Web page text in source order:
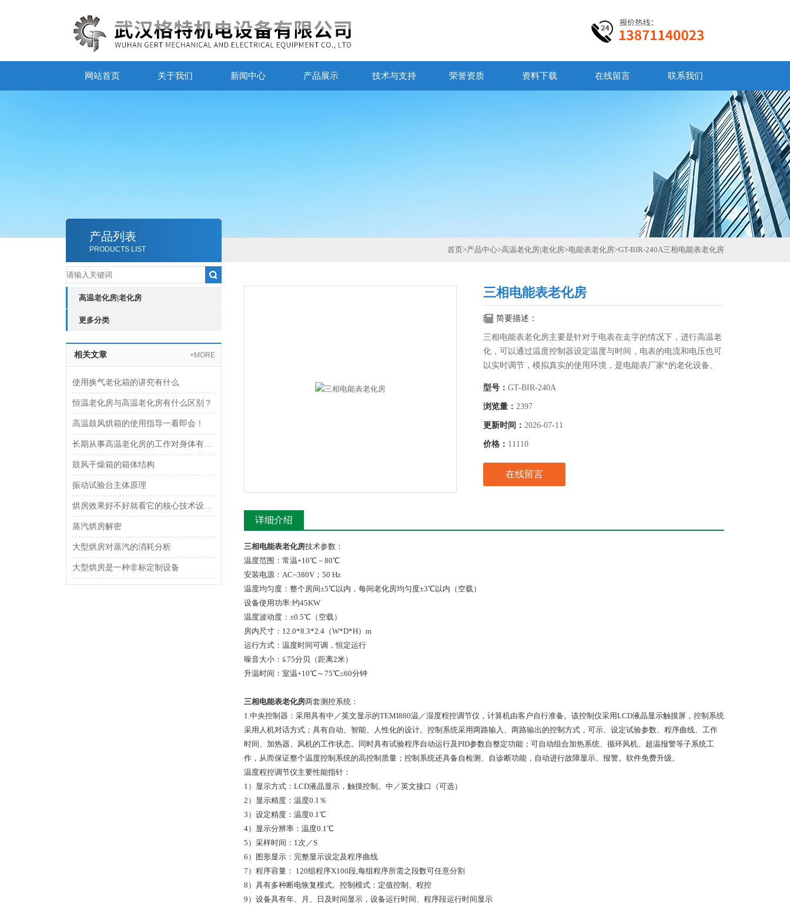
网站首页 关于我们 新闻中心 产品展示 技术与支持 荣誉资质 资料下载 在线留言 联系我们
产品列表
PRODUCTS LIST
高温老化房|老化房
更多分类
相关文章 +MORE
使用换气老化箱的讲究有什么
恒温老化房与高温老化房有什么区别？
高温鼓风烘箱的使用指导一看即会！
长期从事高温老化房的工作对身体有害吗？
鼓风干燥箱的箱体结构
振动试验台主体原理
烘房效果好不好就看它的核心技术设计与参数
蒸汽烘房解密
大型烘房对蒸汽的消耗分析
大型烘房是一种非标定制设备
首页>产品中心>高温老化房|老化房>电能表老化房>GT-BIR-240A三相电能表老化房
三相电能表老化房
简要描述：
三相电能表老化房主要是针对于电表在走字的情况下，进行高温老
化，可以通过温度控制器设定温度与时间，电表的电流和电压也可
以实时调节，模拟真实的使用环境，是电能表厂家*的老化设备。
型号： GT-BIR-240A
浏览量： 2397
更新时间： 2026-07-11
价格： 11110
在线留言
详细介绍
三相电能表老化房技术参数：
温度范围：常温+10℃－80℃
安装电源：AC~380V；50 Hz
温度均匀度：整个房间±5℃以内，每间老化房均匀度±3℃以内（空载）
设备使用功率:约45KW
温度波动度：±0.5℃（空载）
房内尺寸：12.0*8.3*2.4（W*D*H）m
运行方式：温度时间可调，恒定运行
噪音大小：≦75分贝（距离2米）
升温时间：室温+10℃～75℃≤60分钟
三相电能表老化房两套测控系统：
1.中央控制器：采用具有中／英文显示的TEMI880温／湿度程控调节仪，计算机由客户自行准备。该控制仪采用LCD液晶显示触摸屏，控制系统
采用人机对话方式；具有自动、智能、人性化的设计。控制系统采用两路输入、两路输出的控制方式，可示、设定试验参数、程序曲线、工作
时间、加热器、风机的工作状态。同时具有试验程序自动运行及PID参数自整定功能；可自动组合加热系统、循环风机、超温报警等子系统工
作，从而保证整个温度控制系统的高控制质量；控制系统还具备自检测、自诊断功能，自动进行故障显示、报警。软件免费升级。
温度程控调节仪主要性能指针：
1）显示方式：LCD液晶显示，触摸控制。中／英文接口（可选）
2）显示精度：温度0.1％
3）设定精度：温度0.1℃
4）显示分辨率：温度0.1℃
5）采样时间：1次／S
6）图形显示：完整显示设定及程序曲线
7）程序容量： 120组程序X100段,每组程序所需之段数可任意分割
8）具有多种断电恢复模式。控制模式：定值控制、程控
9）设备具有年、月、日及时间显示，设备运行时间、程序段运行时间显示